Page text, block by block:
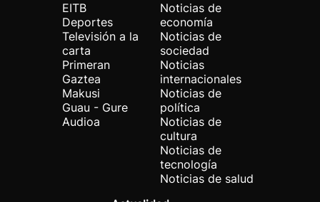
EITB
Deportes
Televisión a la
carta
Primeran
Gaztea
Makusi
Guau - Gure
Audioa
Noticias de
economía
Noticias de
sociedad
Noticias
internacionales
Noticias de
política
Noticias de
cultura
Noticias de
tecnología
Noticias de salud